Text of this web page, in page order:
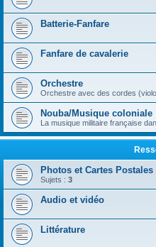
Batterie-Fanfare
Fanfare de cavalerie
Orchestre
Orchestre avec des cordes
Nouba/Musique coloniale
La musique militaire française
Photos et Cartes Postales
Sujets : 3
Audio et vidéo
Littérature